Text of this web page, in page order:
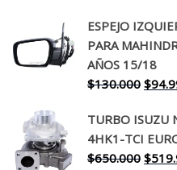
ESPEJO
PARA
AÑOS 15/18
$130.000 El
era:
$
TURBO ISUZU
4HK1-TCI
$650.000 El
$